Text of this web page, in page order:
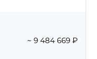
~ 9 484 669 ₽